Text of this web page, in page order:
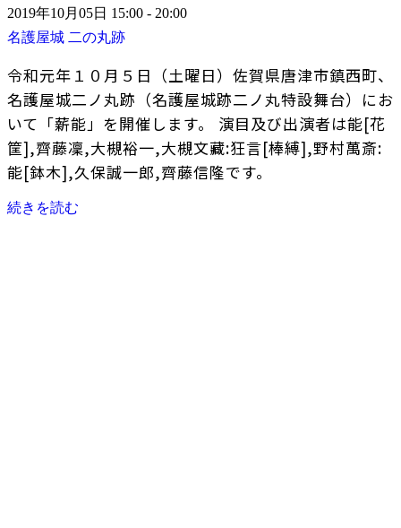
2019年10月05日 15:00 - 20:00
名護屋城 二の丸跡
令和元年１０月５日（土曜日）佐賀県唐津市鎮西町、
名護屋城二ノ丸跡（名護屋城跡二ノ丸特設舞台）にお
いて「薪能」を開催します。 演目及び出演者は能[花
筐],齊藤凜,大槻裕一,大槻文藏:狂言[棒縛],野村萬斎:
能[鉢木],久保誠一郎,齊藤信隆です。
続きを読む